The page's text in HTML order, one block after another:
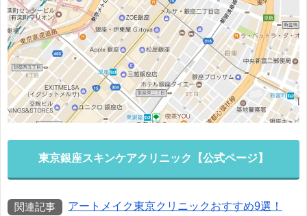
東京銀座スキンケアクリニック【公式ページ】
アートメイク東京クリニックおすすめ9選！